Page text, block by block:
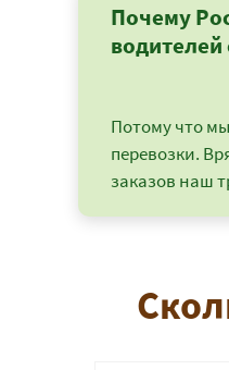
Почему
водителей
Потому что
перевозки.
заказов наш